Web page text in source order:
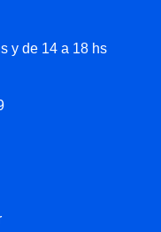
y de 14 a 18 hs